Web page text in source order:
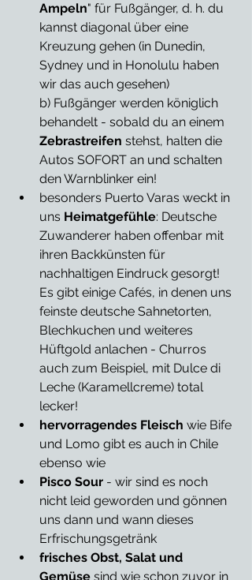
Ampeln" für Fußgänger, d. h. du
kannst diagonal über eine
Kreuzung gehen (in Dunedin,
Sydney und in Honolulu haben
wir das auch gesehen)
b) Fußgänger werden königlich
behandelt - sobald du an einem
Zebrastreifen stehst, halten die
Autos SOFORT an und schalten
den Warnblinker ein!
besonders Puerto Varas weckt in
uns Heimatgefühle: Deutsche
Zuwanderer haben offenbar mit
ihren Backkünsten für
nachhaltigen Eindruck gesorgt!
Es gibt einige Cafés, in denen uns
feinste deutsche Sahnetorten,
Blechkuchen und weiteres
Hüftgold anlachen - Churros
auch zum Beispiel, mit Dulce di
Leche (Karamellcreme) total
lecker!
hervorragendes Fleisch wie Bife
und Lomo gibt es auch in Chile
ebenso wie
Pisco Sour - wir sind es noch
nicht leid geworden und gönnen
uns dann und wann dieses
Erfrischungsgetränk
frisches Obst, Salat und
Gemüse sind wie schon zuvor in